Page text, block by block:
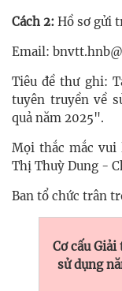
Cách 2: Hồ sơ gửi
Email:
Tiêu đề thư ghi:
tuyên truyền về
quả năm 2025".
Mọi thắc mắc vui
Thị Thuỳ Dung -
Ban tổ chức trân
Cơ cấu
sử dụng